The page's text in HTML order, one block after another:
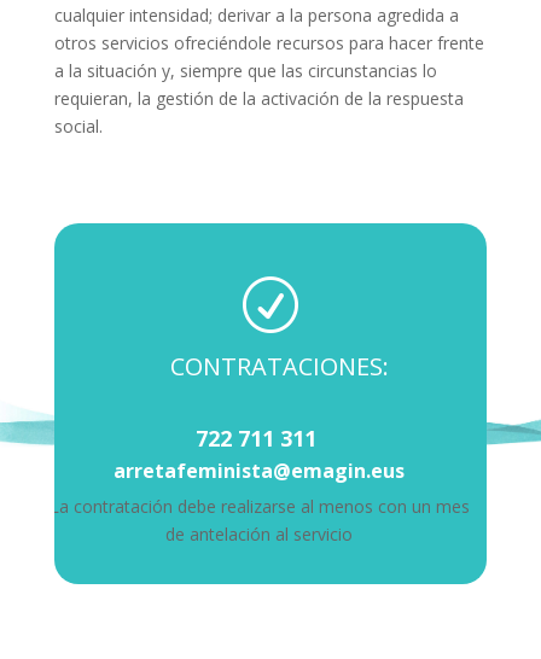
cualquier intensidad; derivar a la persona agredida a
otros servicios ofreciéndole recursos para hacer frente
a la situación y, siempre que las circunstancias lo
requieran, la gestión de la activación de la respuesta
social.
R
CONTRATACIONES:
722 711 311
arretafeminista@emagin.eus
La contratación debe realizarse al menos con un mes
de antelación al servicio